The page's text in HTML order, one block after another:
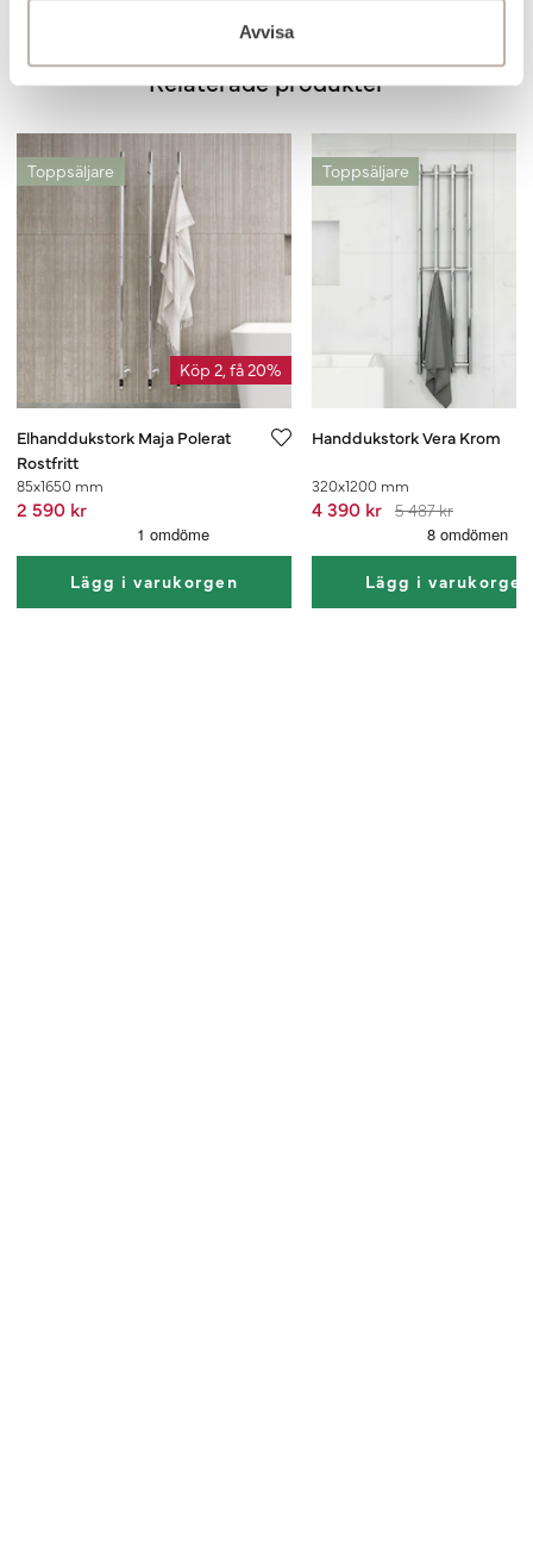
Avvisa
Relaterade produkter
Toppsäljare
Köp 2, få 20%
Elhanddukstork Maja Polerat
Rostfritt
85x1650 mm
2 590 kr
Lägg i varukorgen
Toppsäljare
Handdukstork Vera Krom
320x1200 mm
4 390 kr 5 487 kr
Lägg i varukorgen